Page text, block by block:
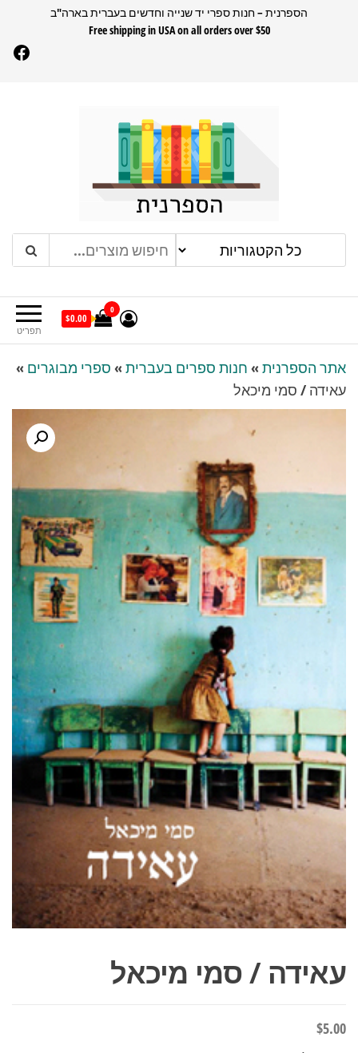
הספרנית – חנות ספרי יד שנייה וחדשים בעברית בארה"ב
Free shipping in USA on all orders over $50
הספרנית
תפריט
0
$0.00
אתר הספרנית » חנות ספרים בעברית » ספרי מבוגרים »
עאידה / סמי מיכאל
עאידה / סמי מיכאל
$5.00